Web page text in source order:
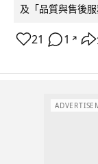
及「品質與售後
21 1 ↗